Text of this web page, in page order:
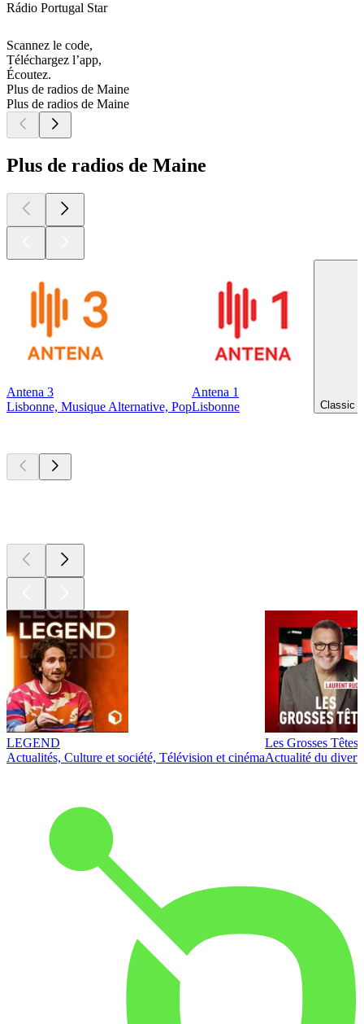
Rádio Portugal Star
Scannez le code,
Téléchargez l’app,
Écoutez.
Plus de radios de Maine
Plus de radios de Maine
Plus de radios de Maine
Antena 3
Lisbonne, Musique Alternative, Pop
Antena 1
Lisbonne
Classic
LEGEND
Actualités, Culture et société, Télévision et cinéma
Les Grosses Têtes
Actualité du